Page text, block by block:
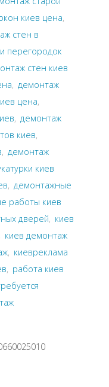
киев цена,
стен в
перегородок
стен киев
, демонтаж
цена,
, демонтаж
киев,
, демонтаж
киев
, демонтажные
работы киев
дверей, киев
киев демонтаж
, киевреклама
, работа киев